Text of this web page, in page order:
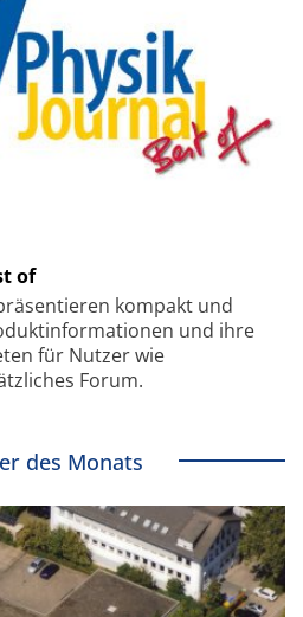
of
kompakt und
und ihre
für Nutzer wie
Forum.
des Monats